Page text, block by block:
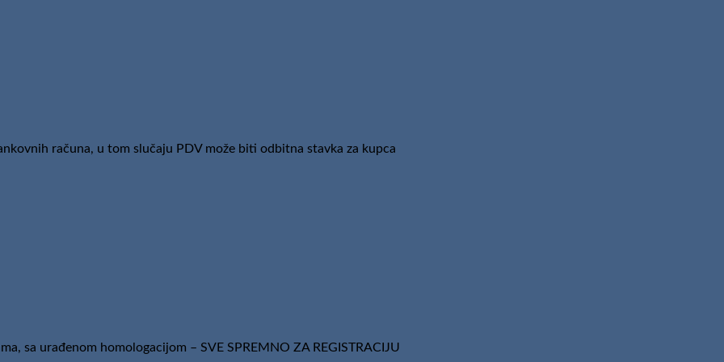
računa, u tom slučaju PDV može biti odbitna stavka za kupca
sa urađenom homologacijom – SVE SPREMNO ZA REGISTRACIJU